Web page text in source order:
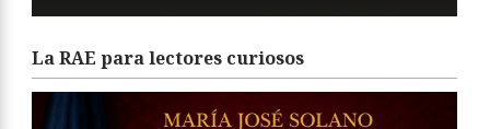
La RAE para lectores curiosos